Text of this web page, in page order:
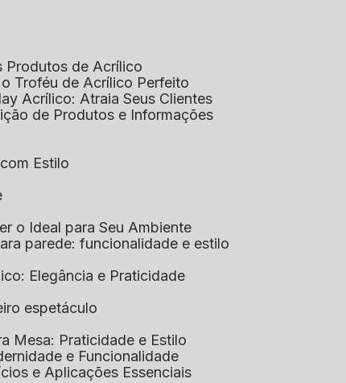
Produtos de Acrílico
o Troféu de Acrílico Perfeito
Acrílico: Atraia Seus Clientes
de Produtos e Informações
Estilo
o Ideal para Seu Ambiente
parede: funcionalidade e estilo
Elegância e Praticidade
espetáculo
Mesa: Praticidade e Estilo
e Funcionalidade
e Aplicações Essenciais